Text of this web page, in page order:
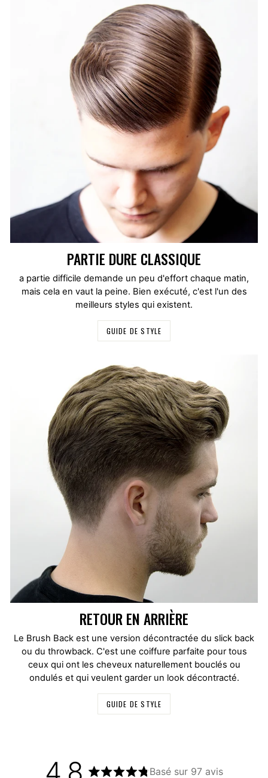
PARTIE DURE CLASSIQUE
a partie difficile demande un peu d'effort chaque matin,
mais cela en vaut la peine. Bien exécuté, c'est l'un des
meilleurs styles qui existent.
GUIDE DE STYLE
RETOUR EN ARRIÈRE
Le Brush Back est une version décontractée du slick back
ou du throwback. C'est une coiffure parfaite pour tous
ceux qui ont les cheveux naturellement bouclés ou
ondulés et qui veulent garder un look décontracté.
GUIDE DE STYLE
Basé sur 97 avis